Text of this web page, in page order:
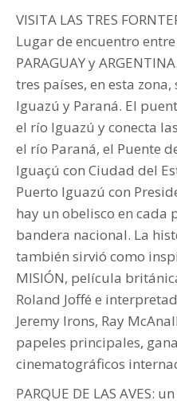
VISITA LAS TRES
Lugar de encuentro
PARAGUAY y
tres países, en esta
Iguazú y Paraná. El
el río Iguazú y conecta
el río Paraná, el Puente
Iguaçú con Ciudad del
Puerto Iguazú con
hay un obelisco en cada
bandera nacional. La
también sirvió como
MISIÓN, película
Roland Joffé e
Jeremy Irons, Ray
papeles principales,
cinematográficos
PARQUE DE LAS AVES: